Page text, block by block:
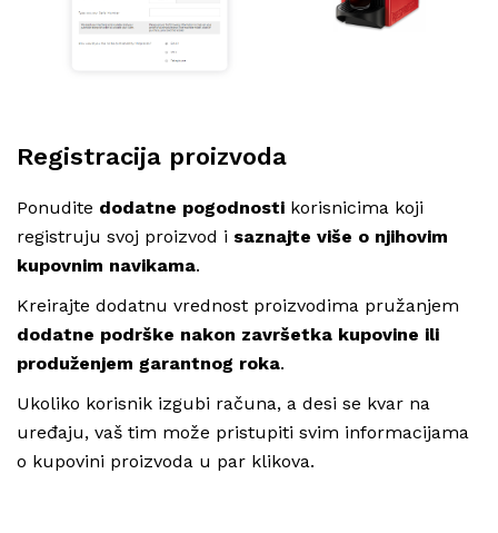
Registracija proizvoda
Ponudite dodatne pogodnosti korisnicima koji
registruju svoj proizvod i saznajte više o njihovim
kupovnim navikama.
Kreirajte dodatnu vrednost proizvodima pružanjem
dodatne podrške nakon završetka kupovine ili
produženjem garantnog roka.
Ukoliko korisnik izgubi računa, a desi se kvar na
uređaju, vaš tim može pristupiti svim informacijama
o kupovini proizvoda u par klikova.